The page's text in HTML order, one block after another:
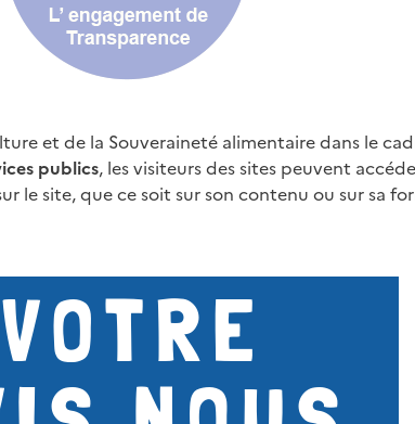
et de la Souveraineté alimentaire dans le
publics, les visiteurs des sites peuvent
le site, que ce soit sur son contenu ou sur sa